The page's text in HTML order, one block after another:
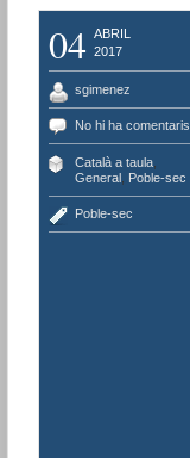
04 ABRIL
2017
sgimenez
No hi ha comentaris
Català a taula,
General, Poble-sec
Poble-sec